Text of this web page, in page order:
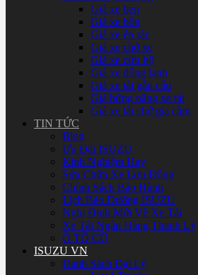
Giá xe ben
Giá xe bồn
Giá xe ép rác
Giá xe chở xe
Giá xe cứu hộ
Giá xe đông lạnh
Giá xe tải gắn cẩu
Giá bửng nâng xe tải
Giá xe tải chở gia cầm
TIN TỨC
Blog
Ưu Đãi ISUZU
Kinh Nghiệm Hay
Sửa Chữa Xe Lưu Động
Chính Sách Bảo Hành
Lịch Bảo Dưỡng ISUZU
Nghị Định Mới Về Xe Tải
Xe Tải Ngân Hàng Thanh Lý
Ô TÔ CŨ
ISUZU VN
Danh Sách Đại Lý